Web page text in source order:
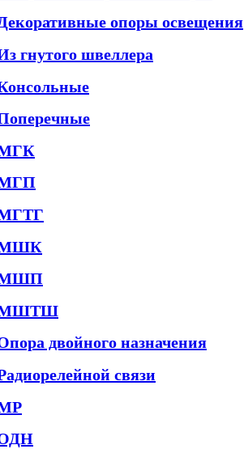
опоры освещения
гнутого швеллера
двойного назначения
связи